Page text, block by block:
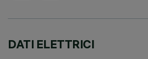
DATI ELETTRICI